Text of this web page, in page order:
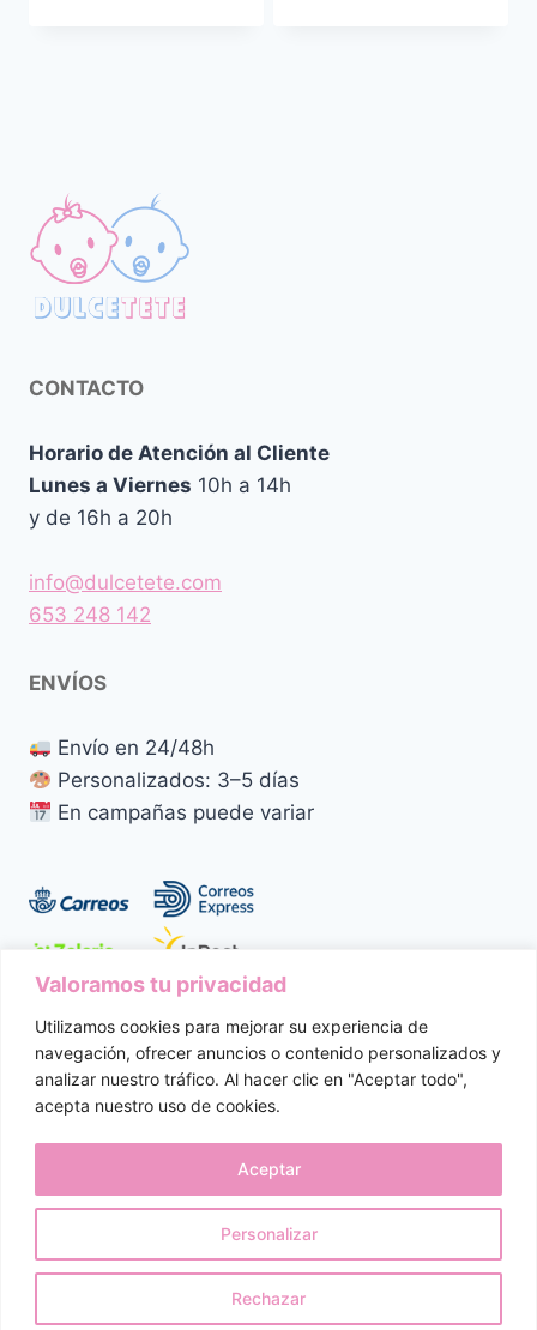
Valoramos tu privacidad
Utilizamos cookies para mejorar su experiencia de
navegación, ofrecer anuncios o contenido personalizados y
analizar nuestro tráfico. Al hacer clic en "Aceptar todo",
acepta nuestro uso de cookies.
Personalizar
Rechazar
Aceptar
CONTACTO
Horario de Atención al Cliente
Lunes a Viernes 10h a 14h
y de 16h a 20h
info@dulcetete.com
653 248 142
ENVÍOS
Envío en 24/48h
Personalizados: 3–5 días
En campañas puede variar
Aviso Legal Política de Privacidad
Política de Cookies Condiciones de Compra
Política de Envíos
Devoluciones y Desistimiento
© 2026 Dulcetete. Todos los derechos reservados.